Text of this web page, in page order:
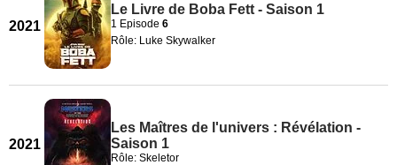
2021
Le Livre de Boba Fett - Saison 1
1 Episode 6
Rôle: Luke Skywalker
2021
Les Maîtres de l'univers : Révélation -
Saison 1
Rôle: Skeletor